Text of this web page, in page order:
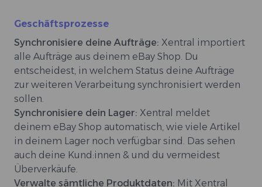
Geschäftsprozesse
Synchronisiere deine Aufträge: Xentral importiert
alle Aufträge aus deinem eBay Shop. Du
entscheidest, in welchem Status deine Aufträge
zur weiteren Verarbeitung synchronisiert werden
sollen.
Synchronisiere dein Lager: Xentral meldet
deinem eBay Shop automatisch, wie viele Artikel
in deinem Lager noch verfügbar sind. Das sehen
auch deine Kund:innen & und du vermeidest
Überverkäufe.
Verwalte sämtliche Produktdaten: Mit Xentral